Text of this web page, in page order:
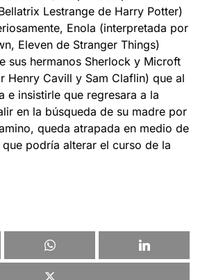
Lestrange de Harry Potter)
Enola (interpretada por
Eleven de Stranger Things)
sus hermanos Sherlock y Microft
Henry Cavill y Sam Claflin) que al
e insistirle que regresara a la
en la búsqueda de su madre por
queda atrapada en medio de
podría alterar el curso de la